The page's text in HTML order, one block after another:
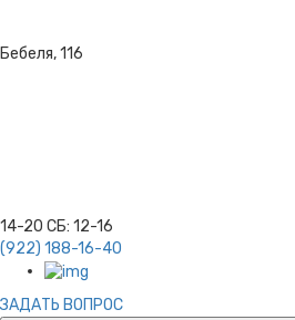
Бебеля, 116
14-20 СБ: 12-16
(922) 188-16-40
ЗАДАТЬ ВОПРОС